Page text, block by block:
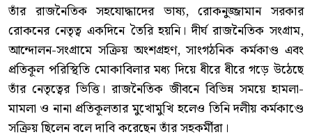
তাঁর রাজনৈতিক সহযোদ্ধাদের ভাষ্য, রোকনুজ্জামান সরকার
রোকনের নেতৃত্ব একদিনে তৈরি হয়নি। দীর্ঘ রাজনৈতিক সংগ্রাম,
আন্দোলন-সংগ্রামে সক্রিয় অংশগ্রহণ, সাংগঠনিক কর্মকাণ্ড এবং
প্রতিকূল পরিস্থিতি মোকাবিলার মধ্য দিয়ে ধীরে ধীরে গড়ে উঠেছে
তাঁর নেতৃত্বের ভিত্তি। রাজনৈতিক জীবনে বিভিন্ন সময়ে হামলা-
মামলা ও নানা প্রতিকূলতার মুখোমুখি হলেও তিনি দলীয় কর্মকাণ্ডে
সক্রিয় ছিলেন বলে দাবি করেছেন তাঁর সহকর্মীরা।